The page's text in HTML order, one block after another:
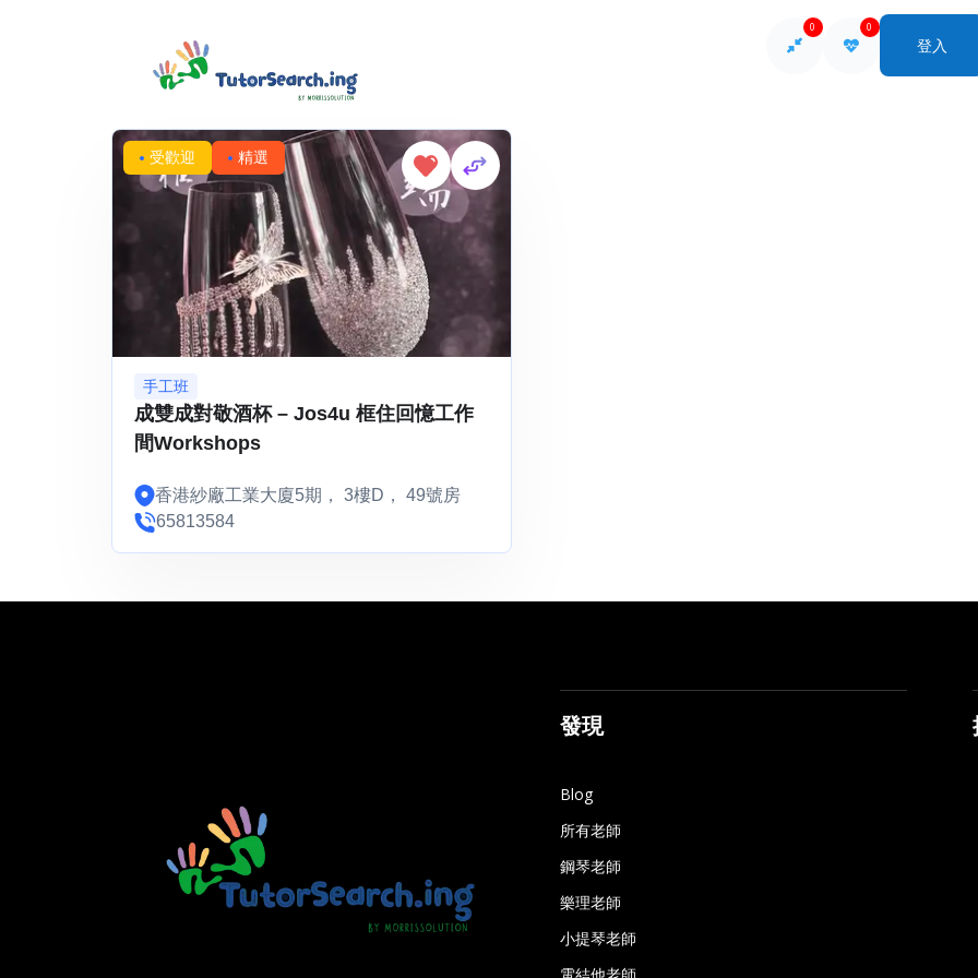
0 0
登入
Showing 1-1 of 1 results
受歡迎 精選
手工班
成雙成對敬酒杯 – Jos4u 框住回憶工作
間Workshops
香港紗廠工業大廈5期， 3樓D， 49號房
65813584
發現
Blog
所有老師
鋼琴老師
樂理老師
小提琴老師